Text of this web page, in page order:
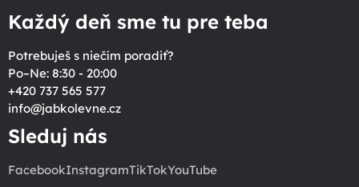
Každý deň sme tu pre teba
Potrebuješ s niečím poradiť?
Po–Ne: 8:30 - 20:00
+420 737 565 577
info@jabkolevne.cz
Sleduj nás
FacebookInstagramTikTokYouTube